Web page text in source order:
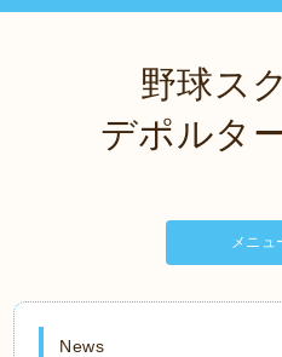
野球ス
デポルタ
メニュ
News